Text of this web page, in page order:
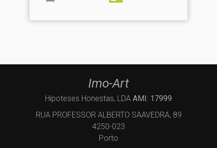
Imo-Art
Hipoteses Honestas, LDA AMI: 17999
RUA PROFESSOR ALBERTO SAAVEDRA, 89
4250-023
Porto